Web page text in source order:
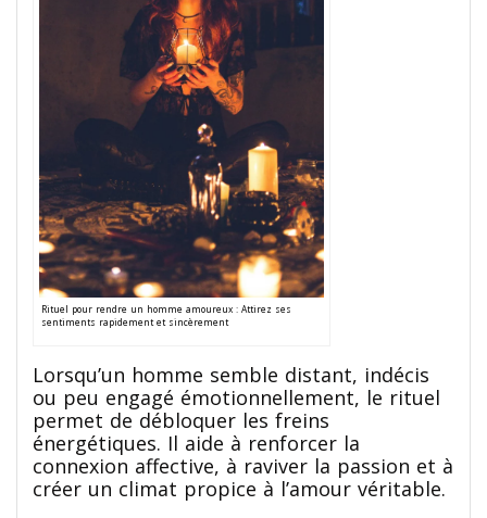
Rituel pour rendre un homme amoureux : Attirez ses
sentiments rapidement et sincèrement
Lorsqu’un homme semble distant, indécis
ou peu engagé émotionnellement, le rituel
permet de débloquer les freins
énergétiques. Il aide à renforcer la
connexion affective, à raviver la passion et à
créer un climat propice à l’amour véritable.